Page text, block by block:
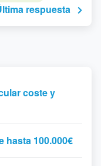
respuesta
coste y
hasta 100.000€